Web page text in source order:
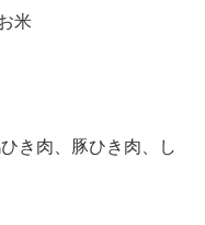
米
き肉、豚ひき肉、し